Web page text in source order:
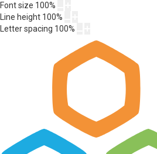
Font size 100%
Line height 100%
Letter spacing 100%